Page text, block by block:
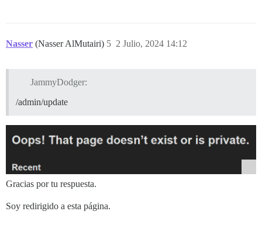
Nasser (Nasser AlMutairi) 2 Julio, 2024 14:12
5
JammyDodger:
/admin/update
Gracias por tu respuesta.
Soy redirigido a esta página.